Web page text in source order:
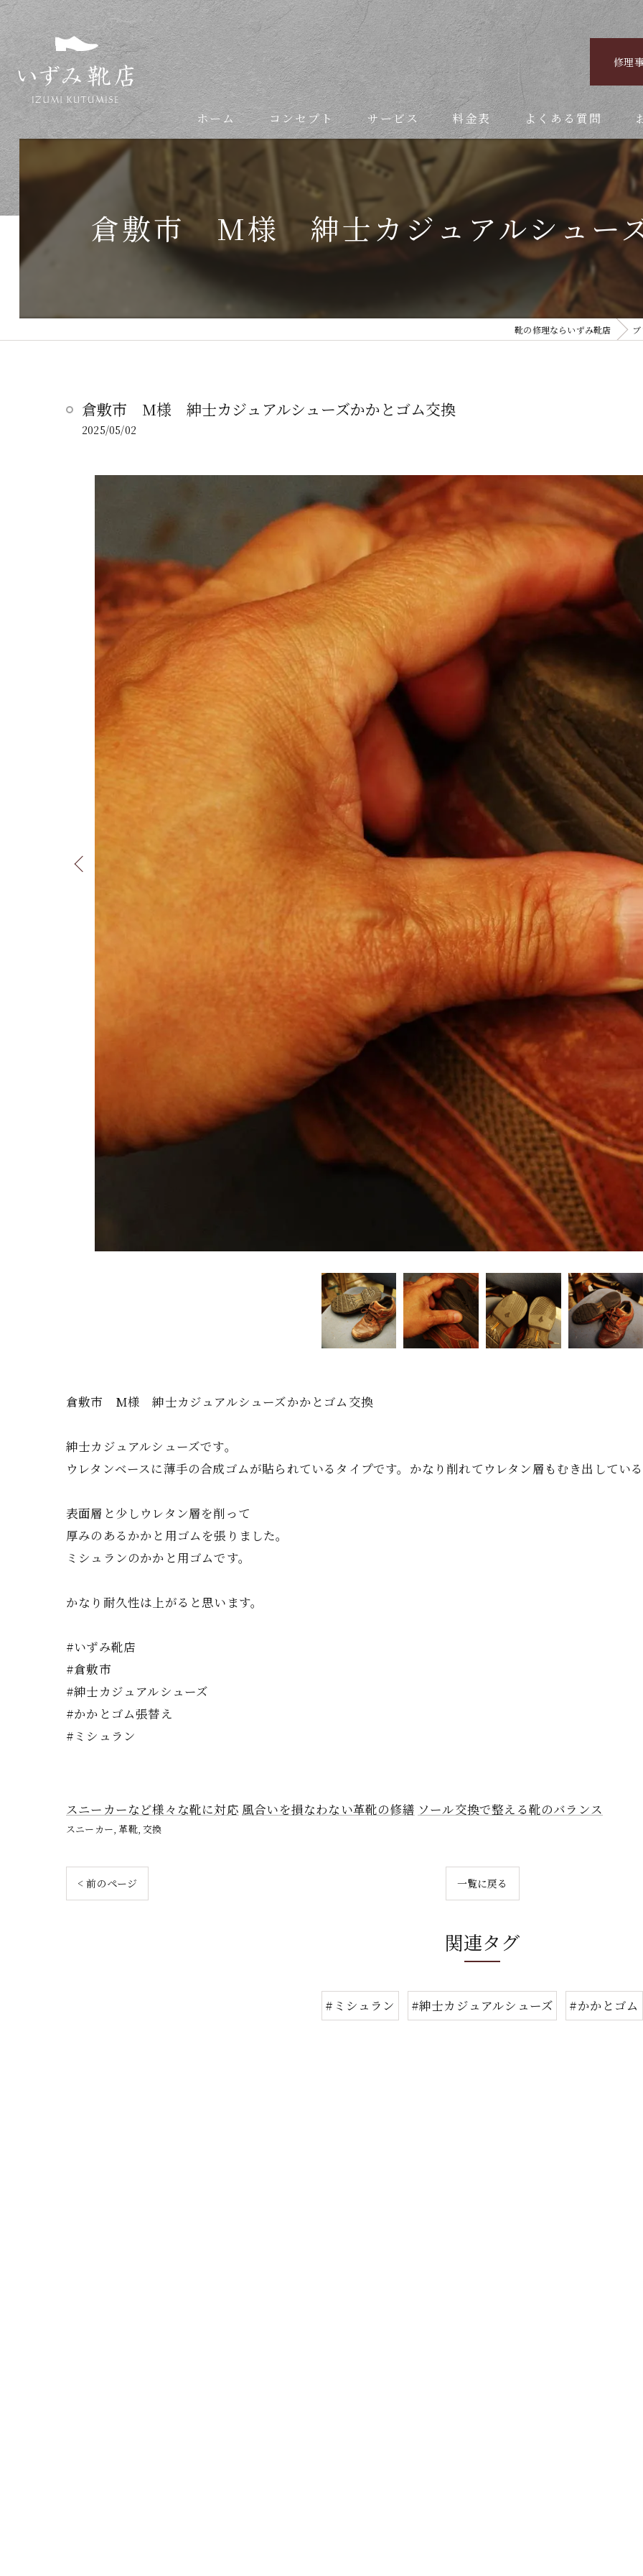
修理
ホーム コンセプト サービス 料金表 よくある質問
倉敷市 M様 紳士カジュアルシュー
靴の修理ならいずみ靴店
倉敷市 M様 紳士カジュアルシューズかかとゴム交換
2025/05/02
倉敷市 M様 紳士カジュアルシューズかかとゴム交換
紳士カジュアルシューズです。
ウレタンベースに薄手の合成ゴムが貼られているタイプです。かなり削れてウレタン層もむき出してい
表面層と少しウレタン層を削って
厚みのあるかかと用ゴムを張りました。
ミシュランのかかと用ゴムです。
かなり耐久性は上がると思います。
#いずみ靴店
#倉敷市
#紳士カジュアルシューズ
#かかとゴム張替え
#ミシュラン
スニーカーなど様々な靴に対応 風合いを損なわない革靴の修繕 ソール交換で整える靴のバランス
スニーカー 革靴 交換
< 前のページ 一覧に戻る
関連タグ
#ミシュラン #紳士カジュアルシューズ #かかとゴム